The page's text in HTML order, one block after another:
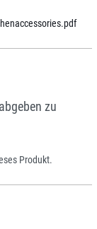
zu
Produkt.